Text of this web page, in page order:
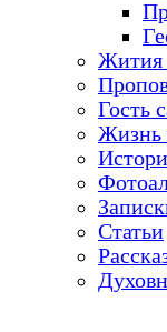
Жития
Гость
Жизнь
Статьи